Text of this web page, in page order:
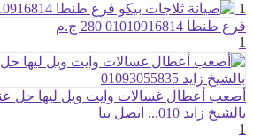
1
فرع طنطا 01010916814
280 ج.م
1
أصعب أعطال غسالات وايت ويل ليها حل
بالشيخ زايد 010...
اتصل بنا
1